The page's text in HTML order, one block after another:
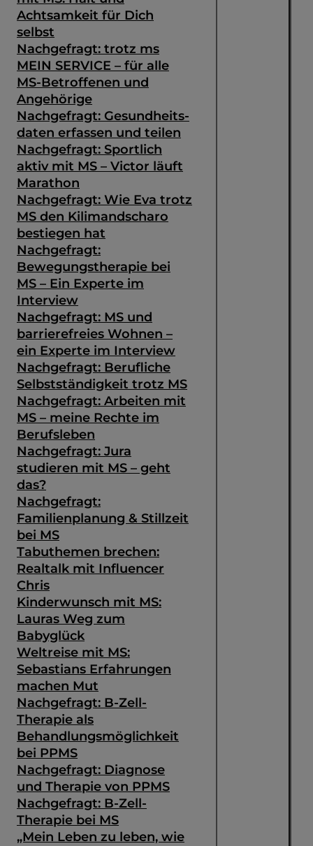
Achtsamkeit für Dich
selbst
Nachgefragt: trotz ms
MEIN SERVICE – für alle
MS-Betroffenen und
Angehörige
Nachgefragt: Gesundheits­
daten erfassen und teilen
Nachgefragt: Sportlich
aktiv mit MS – Victor läuft
Marathon
Nachgefragt: Wie Eva trotz
MS den Kilimandscharo
bestiegen hat
Nachgefragt:
Bewegungstherapie bei
MS – Ein Experte im
Interview
Nachgefragt: MS und
barrierefreies Wohnen –
ein Experte im Interview
Nachgefragt: Berufliche
Selbstständigkeit trotz MS
Nachgefragt: Arbeiten mit
MS – meine Rechte im
Berufsleben
Nachgefragt: Jura
studieren mit MS – geht
das?
Nachgefragt:
Familienplanung & Stillzeit
bei MS
Tabuthemen brechen:
Realtalk mit Influencer
Chris
Kinderwunsch mit MS:
Lauras Weg zum
Babyglück
Weltreise mit MS:
Sebastians Erfahrungen
machen Mut
Nachgefragt: B-Zell-
Therapie als
Behandlungsmöglichkeit
bei PPMS
Nachgefragt: Diagnose
und Therapie von PPMS
Nachgefragt: B-Zell-
Therapie bei MS
„Mein Leben zu leben, wie